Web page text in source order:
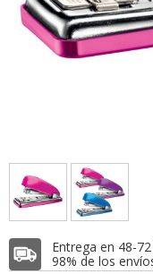
Entrega en 48-
98% de los